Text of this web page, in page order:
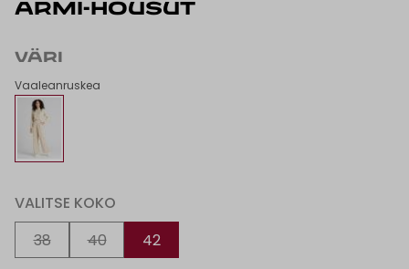
ARMI-HOUSUT
VÄRI
Vaaleanruskea
VALITSE KOKO
38
40 42